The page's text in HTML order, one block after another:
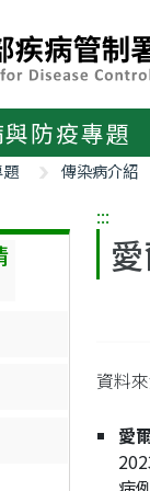
防疫專題
傳染病介紹
:::
資料
愛